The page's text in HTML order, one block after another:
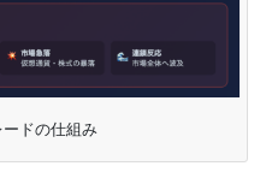
ドの仕組み